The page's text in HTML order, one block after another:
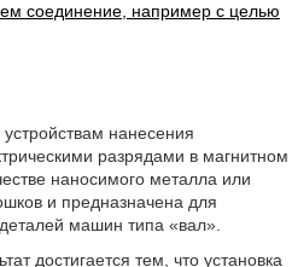
соединение, например с целью
нанесения
разрядами в магнитном
наносимого металла или
и предназначена для
машин типа «вал».
достигается тем, что установка